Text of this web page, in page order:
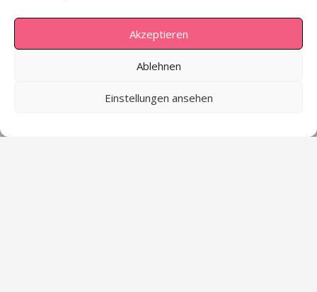
Akzeptieren
Ablehnen
Einstellungen ansehen
hello@debraschilling.de
Dunckerstraße 16, D-10437 Berlin